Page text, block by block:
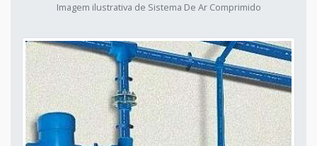
Imagem ilustrativa de Sistema De Ar Comprimido